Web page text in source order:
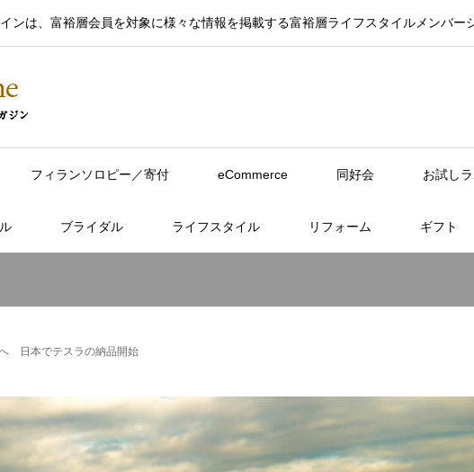
ンは、富裕層会員を対象に様々な情報を掲載する富裕層ライフスタイルメンバー
フィランソロピー／寄付 eCommerce 同好会 お試し
ブライダル ライフスタイル リフォーム ギフト
日本でテスラの納品開始